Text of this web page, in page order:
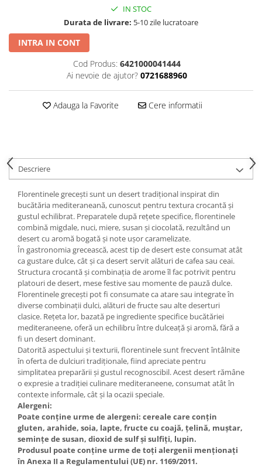
IN STOC
Durata de livrare: 5-10 zile lucratoare
INTRA IN CONT
Cod Produs: 6421000041444
Ai nevoie de ajutor? 0721688960
Adauga la Favorite Cere informatii
Descriere
Florentinele grecești sunt un desert tradițional inspirat din
bucătăria mediteraneană, cunoscut pentru textura crocantă și
gustul echilibrat. Preparatele după rețete specifice, florentinele
combină migdale, nuci, miere, susan și ciocolată, rezultând un
desert cu aromă bogată și note ușor caramelizate.
În gastronomia grecească, acest tip de desert este consumat atât
ca gustare dulce, cât și ca desert servit alături de cafea sau ceai.
Structura crocantă și combinația de arome îl fac potrivit pentru
platouri de desert, mese festive sau momente de pauză dulce.
Florentinele grecești pot fi consumate ca atare sau integrate în
diverse combinații dulci, alături de fructe sau alte deserturi
clasice. Rețeta lor, bazată pe ingrediente specifice bucătăriei
mediteraneene, oferă un echilibru între dulceață și aromă, fără a
fi un desert dominant.
Datorită aspectului și texturii, florentinele sunt frecvent întâlnite
în oferta de dulciuri tradiționale, fiind apreciate pentru
simplitatea preparării și gustul recognoscibil. Acest desert rămâne
o expresie a tradiției culinare mediteraneene, consumat atât în
contexte informale, cât și la ocazii speciale.
Alergeni:
Poate conține urme de alergeni: cereale care conțin
gluten, arahide, soia, lapte, fructe cu coajă, țelină, muștar,
semințe de susan, dioxid de sulf și sulfiți, lupin.
Produsul poate conține urme de toți alergenii menționați
în Anexa II a Regulamentului (UE) nr. 1169/2011.